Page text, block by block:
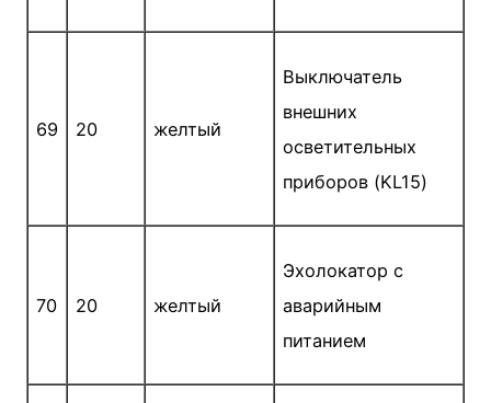
69 20 желтый
Выключатель
внешних
осветительных
приборов (KL15)
70 20 желтый
Эхолокатор с
аварийным
питанием